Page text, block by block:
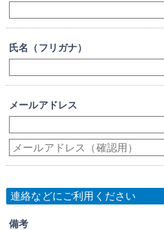
氏名（フリガナ）
メールアドレス
連絡などにご利用ください
備考